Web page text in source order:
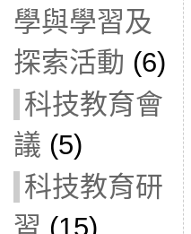
學與學習及
探索活動 (6)
科技教育會
議 (5)
科技教育研
習 (15)